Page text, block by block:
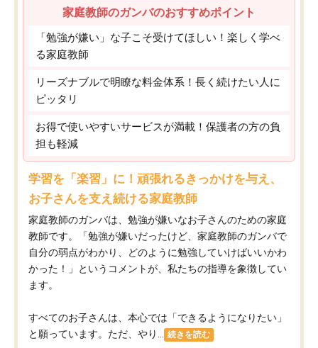
家庭教師のガンバのおすすめポイント
「勉強が嫌い」な子こそ受けてほしい！楽しく学べ
る家庭教師
リーズナブルで明瞭な料金体系！長く続けたい人に
ピッタリ
お得で使いやすいサービスが満載！保護者の方の負
担も軽減
学習を「楽習」に！頑張れるきっかけを与え、
お子さんを支え続ける家庭教師
家庭教師のガンバは、勉強が嫌いなお子さんのための家庭
教師です。「勉強が嫌いだったけど、家庭教師のガンバで
自分の弱点がわかり、どのように勉強していけばいいかわ
かった！」というコメントが、私たちの指導を象徴してい
ます。
すべてのお子さんは、本心では「できるようになりたい」
と願っています。ただ、やり...
続きを読む